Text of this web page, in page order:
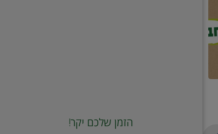
הזמן שלכם יקר!